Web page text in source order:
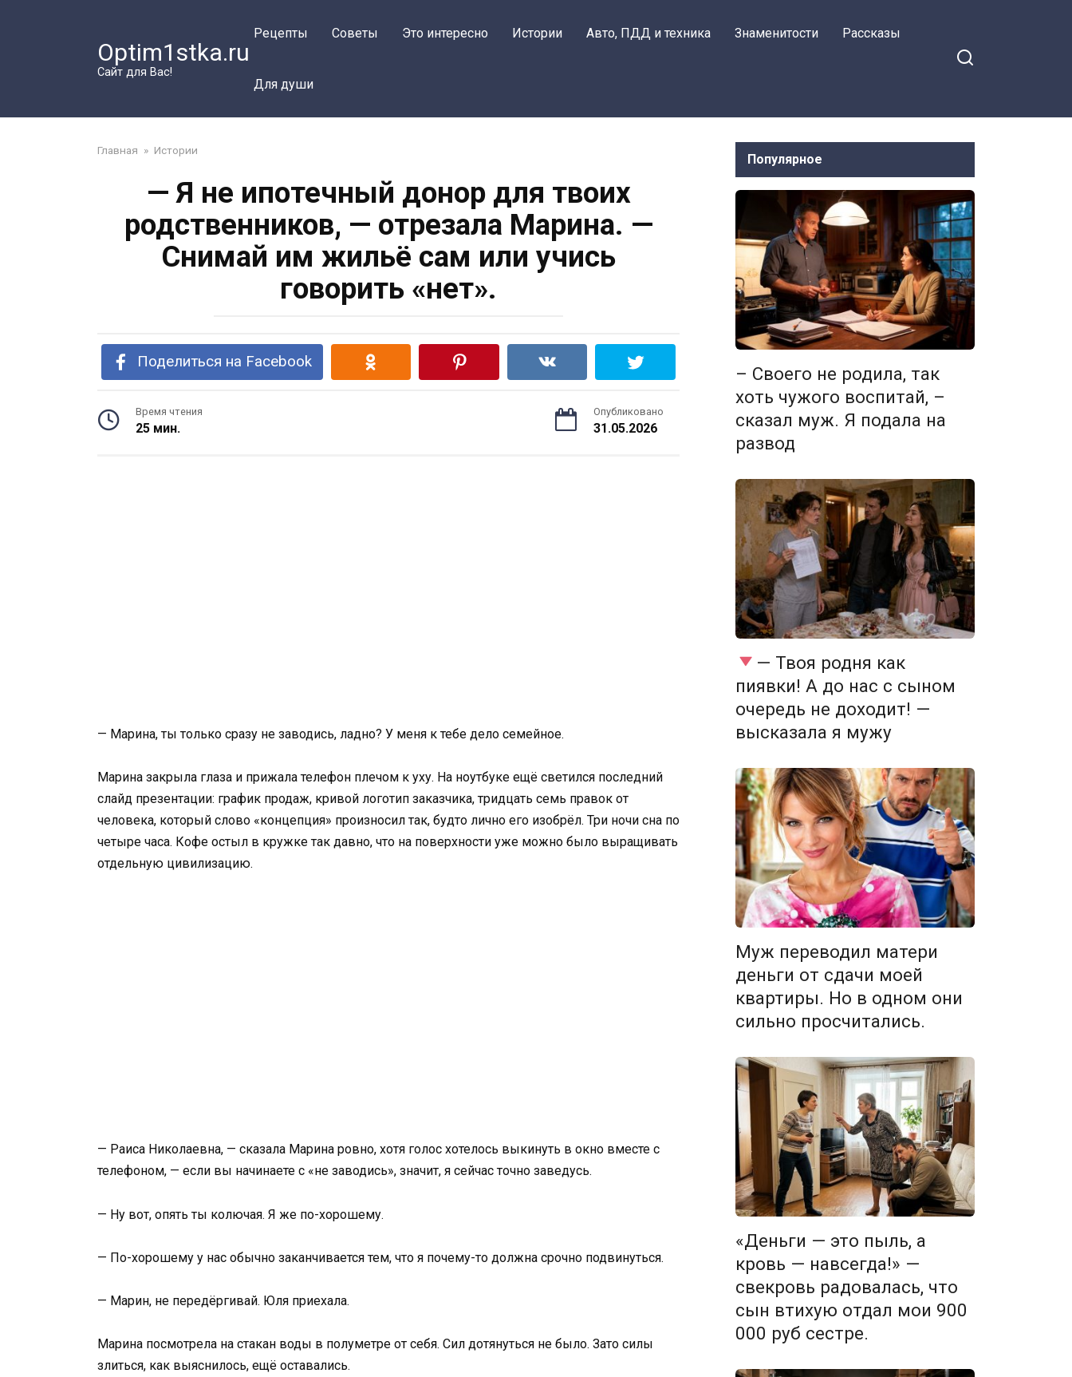
Optim1stka.ru
Сайт для Вас!
Рецепты Советы Это интересно Истории Авто, ПДД и техника Знаменитости Рассказы
Для души
Главная » Истории
— Я не ипотечный донор для твоих
родственников, — отрезала Марина. —
Снимай им жильё сам или учись
говорить «нет».
Поделиться на Facebook
Время чтения
25 мин.
Опубликовано
31.05.2026
— Марина, ты только сразу не заводись, ладно? У меня к тебе дело семейное.
Марина закрыла глаза и прижала телефон плечом к уху. На ноутбуке ещё светился последний
слайд презентации: график продаж, кривой логотип заказчика, тридцать семь правок от
человека, который слово «концепция» произносил так, будто лично его изобрёл. Три ночи сна по
четыре часа. Кофе остыл в кружке так давно, что на поверхности уже можно было выращивать
отдельную цивилизацию.
— Раиса Николаевна, — сказала Марина ровно, хотя голос хотелось выкинуть в окно вместе с
телефоном, — если вы начинаете с «не заводись», значит, я сейчас точно заведусь.
— Ну вот, опять ты колючая. Я же по-хорошему.
— По-хорошему у нас обычно заканчивается тем, что я почему-то должна срочно подвинуться.
— Марин, не передёргивай. Юля приехала.
Марина посмотрела на стакан воды в полуметре от себя. Сил дотянуться не было. Зато силы
злиться, как выяснилось, ещё оставались.
Популярное
– Своего не родила, так
хоть чужого воспитай, –
сказал муж. Я подала на
развод
— Твоя родня как
пиявки! А до нас с сыном
очередь не доходит! —
высказала я мужу
Муж переводил матери
деньги от сдачи моей
квартиры. Но в одном они
сильно просчитались.
«Деньги — это пыль, а
кровь — навсегда!» —
свекровь радовалась, что
сын втихую отдал мои 900
000 руб сестре.